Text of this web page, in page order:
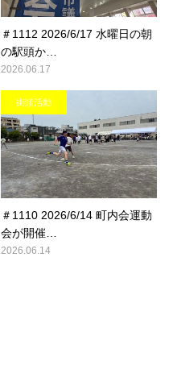
＃1112 2026/6/17 水曜日の朝
の駅頭か…
2026.06.17
街頭活動
＃1110 2026/6/14 町内会運動
会が開催…
2026.06.14